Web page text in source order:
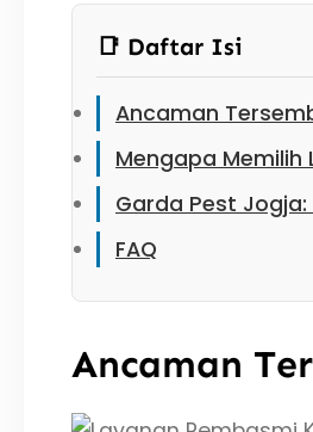
📑 Daftar Isi
Ancaman
Mengapa Memilih
Garda Pest
FAQ
Ancaman